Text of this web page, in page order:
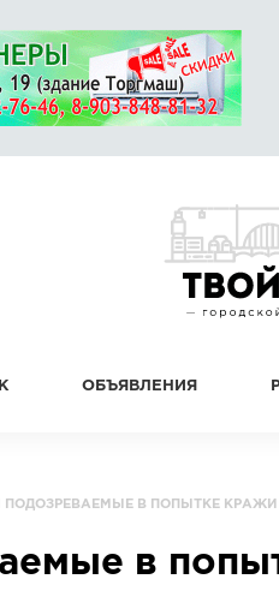
ОБЪЯВЛЕНИЯ
В ПОПЫТКЕ КРАЖИ
в